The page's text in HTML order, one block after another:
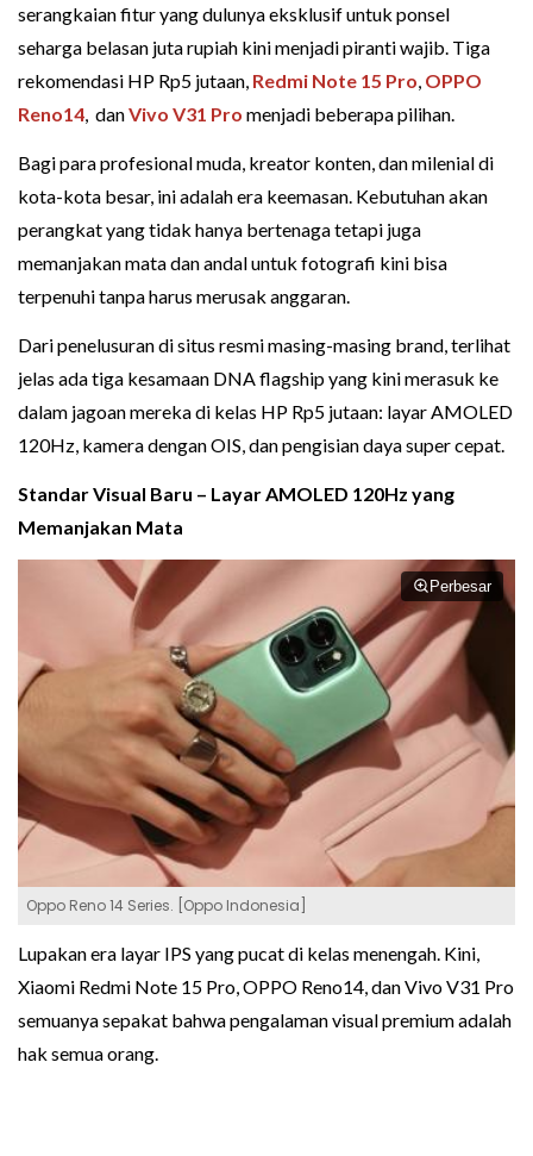
serangkaian fitur yang dulunya eksklusif untuk ponsel
seharga belasan juta rupiah kini menjadi piranti wajib. Tiga
rekomendasi HP Rp5 jutaan, Redmi Note 15 Pro, OPPO
Reno14, danVivo V31 Pro menjadi beberapa pilihan.
Bagi para profesional muda, kreator konten, dan milenial di
kota-kota besar, ini adalah era keemasan. Kebutuhan akan
perangkat yang tidak hanya bertenaga tetapi juga
memanjakan mata dan andal untuk fotografi kini bisa
terpenuhi tanpa harus merusak anggaran.
Dari penelusuran di situs resmi masing-masing brand, terlihat
jelas ada tiga kesamaan DNA flagship yang kini merasuk ke
dalam jagoan mereka di kelas HP Rp5 jutaan: layar AMOLED
120Hz, kamera dengan OIS, dan pengisian daya super cepat.
Standar Visual Baru – Layar AMOLED 120Hz yang
Memanjakan Mata
Perbesar
Oppo Reno 14 Series. [Oppo Indonesia]
Lupakan era layar IPS yang pucat di kelas menengah. Kini,
Xiaomi Redmi Note 15 Pro, OPPO Reno14, dan Vivo V31 Pro
semuanya sepakat bahwa pengalaman visual premium adalah
hak semua orang.